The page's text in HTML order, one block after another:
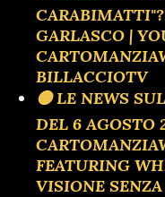
GARLASCO |
BILLACCIOTV
🟡 LE NEWS
DEL 6 AGOSTO
FEATURING
VISIONE